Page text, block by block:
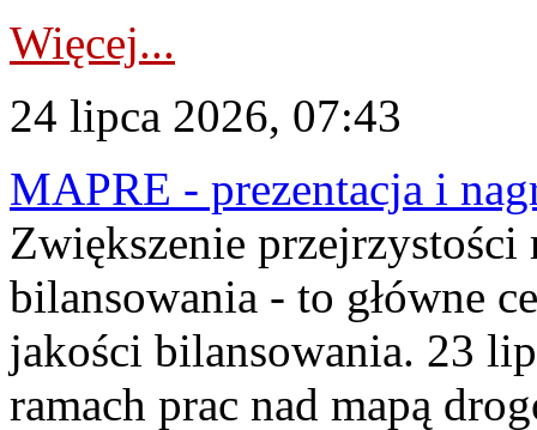
Więcej...
24 lipca 2026, 07:43
MAPRE - prezentacja i
Zwiększenie
bilansowania - to główne
jakości bilansowania. 23
ramach prac nad mapą